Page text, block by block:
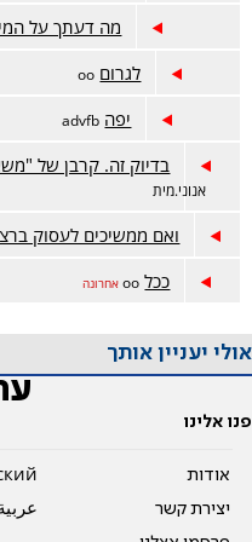
מה דעתך על
לגרום oo
יפה advfb
בדיוק זה. קרבן של
אנוני.מית
ואם ממשיכים לעסוק
ככל oo אחרונה
אולי יעניין אותך
פנו אלינו
אודות
יצירת קשר